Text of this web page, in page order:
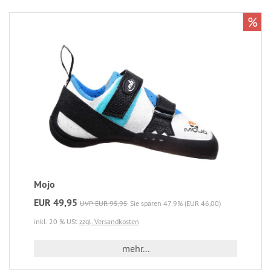
Mojo
EUR 49,95 UVP EUR 95,95 Sie sparen 47.9% (EUR 46,00)
inkl. 20 % USt zzgl. Versandkosten
mehr...
%